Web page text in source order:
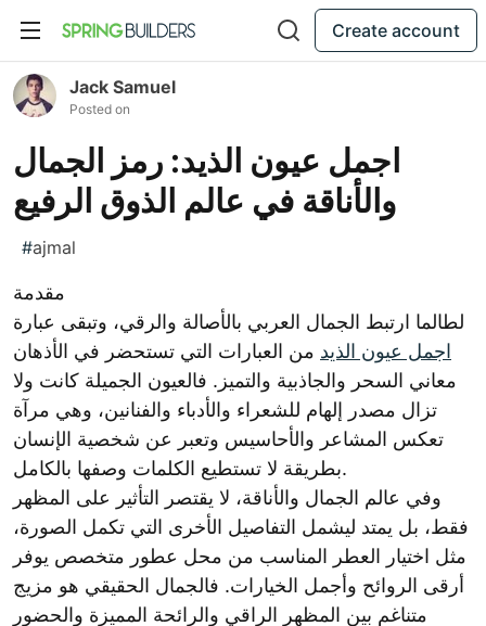
Create account
Jack Samuel
Posted on
اجمل عيون الذيد: رمز الجمال
والأناقة في عالم الذوق الرفيع
#ajmal
مقدمة
لطالما ارتبط الجمال العربي بالأصالة والرقي، وتبقى عبارة
اجمل عيون الذيد من العبارات التي تستحضر في الأذهان
معاني السحر والجاذبية والتميز. فالعيون الجميلة كانت ولا
تزال مصدر إلهام للشعراء والأدباء والفنانين، وهي مرآة
تعكس المشاعر والأحاسيس وتعبر عن شخصية الإنسان
بطريقة لا تستطيع الكلمات وصفها بالكامل.
وفي عالم الجمال والأناقة، لا يقتصر التأثير على المظهر
فقط، بل يمتد ليشمل التفاصيل الأخرى التي تكمل الصورة،
مثل اختيار العطر المناسب من محل عطور متخصص يوفر
أرقى الروائح وأجمل الخيارات. فالجمال الحقيقي هو مزيج
متناغم بين المظهر الراقي والرائحة المميزة والحضور